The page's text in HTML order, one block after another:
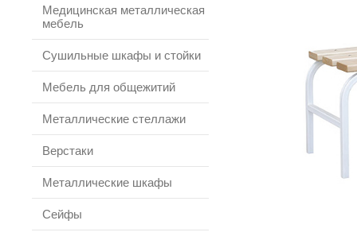
Медицинская металлическая
мебель
Сушильные шкафы и стойки
Мебель для общежитий
Металлические стеллажи
Верстаки
Металлические шкафы
Сейфы